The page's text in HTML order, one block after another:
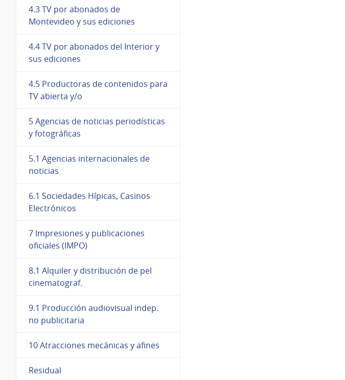
4.3 TV por abonados de
Montevideo y sus ediciones
4.4 TV por abonados del Interior y
sus ediciones
4.5 Productoras de contenidos para
TV abierta y/o
5 Agencias de noticias periodísticas
y fotográficas
5.1 Agencias internacionales de
noticias
6.1 Sociedades Hípicas, Casinos
Electrónicos
7 Impresiones y publicaciones
oficiales (IMPO)
8.1 Alquiler y distribución de pel
cinematograf.
9.1 Producción audiovisual indep.
no publicitaria
10 Atracciones mecánicas y afines
Residual